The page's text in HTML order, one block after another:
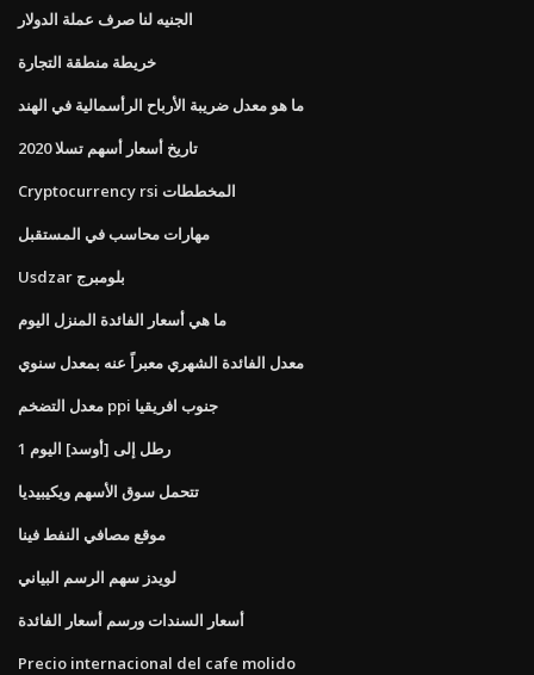
الجنيه لنا صرف عملة الدولار
خريطة منطقة التجارة
ما هو معدل ضريبة الأرباح الرأسمالية في الهند
تاريخ أسعار أسهم تسلا 2020
Cryptocurrency rsi المخططات
مهارات محاسب في المستقبل
Usdzar بلومبرج
ما هي أسعار الفائدة المنزل اليوم
معدل الفائدة الشهري معبراً عنه بمعدل سنوي
معدل التضخم ppi جنوب افريقيا
1 رطل إلى [أوسد] اليوم
تتحمل سوق الأسهم ويكيبيديا
موقع مصافي النفط فينا
لويدز سهم الرسم البياني
أسعار السندات ورسم أسعار الفائدة
Precio internacional del cafe molido